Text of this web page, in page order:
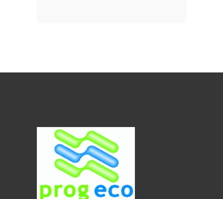
convinzioni religiose, filosofiche o di
altro genere, le opinioni politiche,
l’adesione a partiti, sindacati,
associazioni od organizzazioni a
carattere religioso, filosofico, politico o
sindacale, nonché i dati personali